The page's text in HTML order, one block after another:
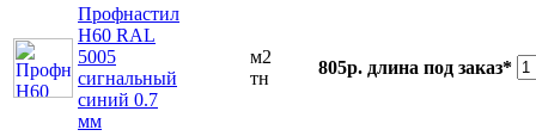
Профнастил
Н60 RAL
5005
сигнальный
синий 0.7
мм
м2
тн
805р. длина под заказ*